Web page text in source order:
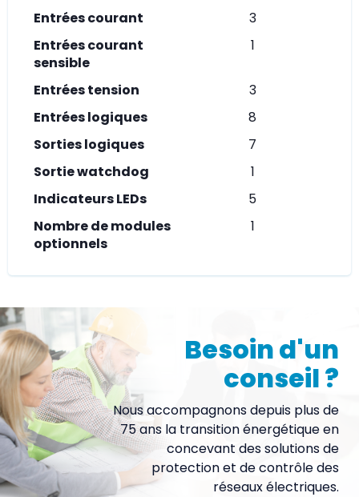
Entrées courant
3
Entrées courant
sensible
1
Entrées tension
3
Entrées logiques
8
Sorties logiques
7
Sortie watchdog
1
Indicateurs LEDs
5
Nombre de modules
optionnels
1
Besoin d'un
conseil ?
Nous accompagnons depuis plus de
75 ans la transition énergétique en
concevant des solutions de
protection et de contrôle des
réseaux électriques.